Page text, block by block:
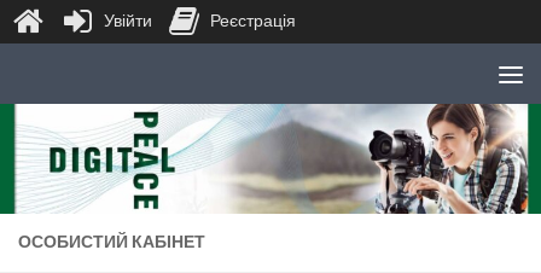
Skip to content
ОСОБИСТИЙ КАБІНЕТ
Увійти Реєстрація